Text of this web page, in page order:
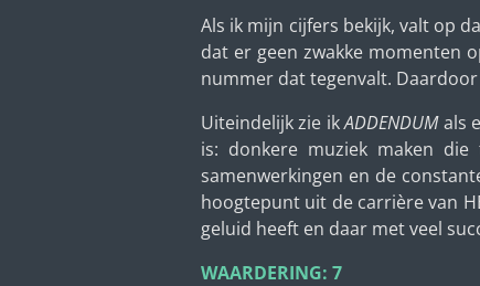
Als ik mijn cijfers bekijk, valt op
dat er geen zwakke momenten
nummer dat tegenvalt.
Uiteindelijk zie ikADDENDUMals
is: donkere muziek maken
samenwerkingen en de
hoogtepunt uit de carrière van
geluid heeft en daar met veel
WAARDERING: 7